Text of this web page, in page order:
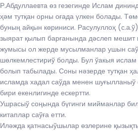
Р.Абдуллаевта өз гезегинде Ислам
ҳәм тутқан орны оғада үлкен болады.
буның айқын көриниси. Расулуллоҳ
зыярат қылып барғанында дәслеп мешит
жумысы ол жерде мусылманлар ушын
шөлкемлестириў болды. Бул ўакыя
болып табылады. Соны нәзерде тутқан
исламда хадал саўда менен
бири екенлигинде ескертти.
Ушрасыў соңында бүгинги мийманлар
китаплар саўға етти.
Иләжда қатнасыўшылар өзлерине